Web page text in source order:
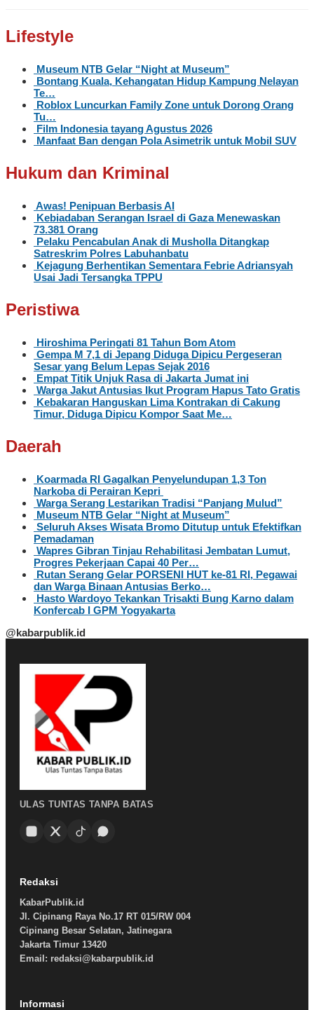
Lifestyle
Museum NTB Gelar “Night at Museum”
Bontang Kuala, Kehangatan Hidup Kampung Nelayan
Te…
Roblox Luncurkan Family Zone untuk Dorong Orang
Tu…
Film Indonesia tayang Agustus 2026
Manfaat Ban dengan Pola Asimetrik untuk Mobil SUV
Hukum dan Kriminal
Awas! Penipuan Berbasis AI
Kebiadaban Serangan Israel di Gaza Menewaskan
73.381 Orang
Pelaku Pencabulan Anak di Musholla Ditangkap
Satreskrim Polres Labuhanbatu
Kejagung Berhentikan Sementara Febrie Adriansyah
Usai Jadi Tersangka TPPU
Peristiwa
Hiroshima Peringati 81 Tahun Bom Atom
Gempa M 7,1 di Jepang Diduga Dipicu Pergeseran
Sesar yang Belum Lepas Sejak 2016
Empat Titik Unjuk Rasa di Jakarta Jumat ini
Warga Jakut Antusias Ikut Program Hapus Tato Gratis
Kebakaran Hanguskan Lima Kontrakan di Cakung
Timur, Diduga Dipicu Kompor Saat Me…
Daerah
Koarmada RI Gagalkan Penyelundupan 1,3 Ton
Narkoba di Perairan Kepri
Warga Serang Lestarikan Tradisi “Panjang Mulud”
Museum NTB Gelar “Night at Museum”
Seluruh Akses Wisata Bromo Ditutup untuk Efektifkan
Pemadaman
Wapres Gibran Tinjau Rehabilitasi Jembatan Lumut,
Progres Pekerjaan Capai 40 Per…
Rutan Serang Gelar PORSENI HUT ke-81 RI, Pegawai
dan Warga Binaan Antusias Berko…
Hasto Wardoyo Tekankan Trisakti Bung Karno dalam
Konfercab I GPM Yogyakarta
@kabarpublik.id
ULAS TUNTAS TANPA BATAS
Redaksi
KabarPublik.id
Jl. Cipinang Raya No.17 RT 015/RW 004
Cipinang Besar Selatan, Jatinegara
Jakarta Timur 13420
Email: redaksi@kabarpublik.id
Informasi